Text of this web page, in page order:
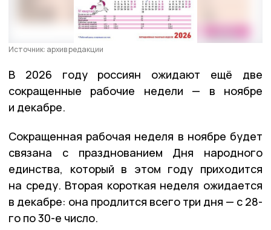
Источник: архив редакции
В 2026 году россиян ожидают ещё две
сокращенные рабочие недели — в ноябре
и декабре.
Сокращенная рабочая неделя в ноябре будет
связана с празднованием Дня народного
единства, который в этом году приходится
на среду. Вторая короткая неделя ожидается
в декабре: она продлится всего три дня — с 28-
го по 30-е число.